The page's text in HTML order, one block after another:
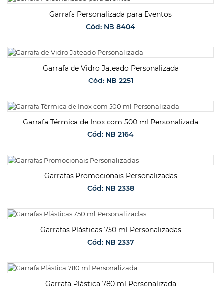
SOLICITAR ORÇAMENTO
Garrafa Personalizada para Eventos
Cód: NB 8404
SOLICITAR ORÇAMENTO
Garrafa de Vidro Jateado Personalizada
Cód: NB 2251
SOLICITAR ORÇAMENTO
Garrafa Térmica de Inox com 500 ml Personalizada
Cód: NB 2164
SOLICITAR ORÇAMENTO
Garrafas Promocionais Personalizadas
Cód: NB 2338
SOLICITAR ORÇAMENTO
Garrafas Plásticas 750 ml Personalizadas
Cód: NB 2337
SOLICITAR ORÇAMENTO
Garrafa Plástica 780 ml Personalizada